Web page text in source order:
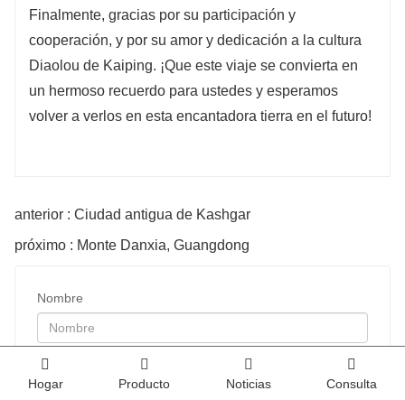
Finalmente, gracias por su participación y
cooperación, y por su amor y dedicación a la cultura
Diaolou de Kaiping. ¡Que este viaje se convierta en
un hermoso recuerdo para ustedes y esperamos
volver a verlos en esta encantadora tierra en el futuro!
anterior : Ciudad antigua de Kashgar
próximo : Monte Danxia, ​​Guangdong
Nombre
Hogar Producto Noticias Consulta